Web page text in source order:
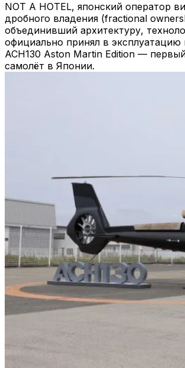
NOT A HOTEL, японский оператор
дробного владения (fractional
объединивший архитектуру,
официально принял в эксплуатацию
ACH130 Aston Martin Edition —
самолёт в Японии.